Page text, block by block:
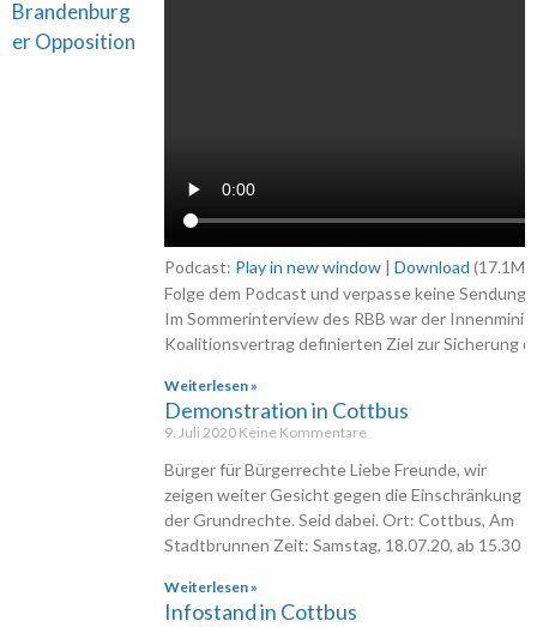
Podcast: Play in new window | Download
Folge dem Podcast und verpasse keine Sendung
Im Sommerinterview des RBB war der
Koalitionsvertrag definierten Ziel zur Sicherung
Weiterlesen »
Demonstration in Cottbus
9. Juli 2020 Keine Kommentare
Bürger für Bürgerrechte Liebe Freunde, wir
zeigen weiter Gesicht gegen die Einschränkung
der Grundrechte. Seid dabei. Ort: Cottbus, Am
Stadtbrunnen Zeit: Samstag, 18.07.20, ab 15.30
Weiterlesen »
Infostand in Cottbus